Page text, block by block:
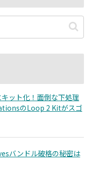
ット化！面倒な下処理
のLoop 2 Kitがスゴ
バンドル破格の秘密は